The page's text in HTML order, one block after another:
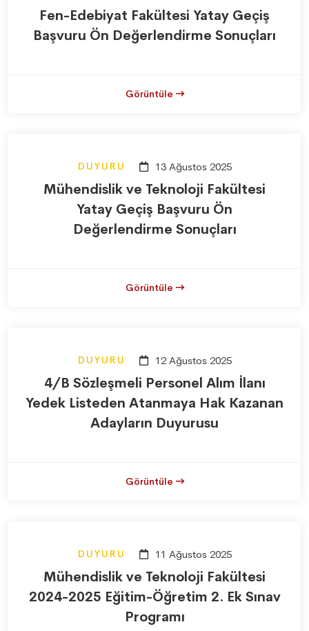
Fen-Edebiyat Fakültesi Yatay Geçiş
Başvuru Ön Değerlendirme Sonuçları
Görüntüle
DUYURU 13 Ağustos 2025
Mühendislik ve Teknoloji Fakültesi
Yatay Geçiş Başvuru Ön
Değerlendirme Sonuçları
Görüntüle
DUYURU 12 Ağustos 2025
4/B Sözleşmeli Personel Alım İlanı
Yedek Listeden Atanmaya Hak Kazanan
Adayların Duyurusu
Görüntüle
DUYURU 11 Ağustos 2025
Mühendislik ve Teknoloji Fakültesi
2024-2025 Eğitim-Öğretim 2. Ek Sınav
Programı